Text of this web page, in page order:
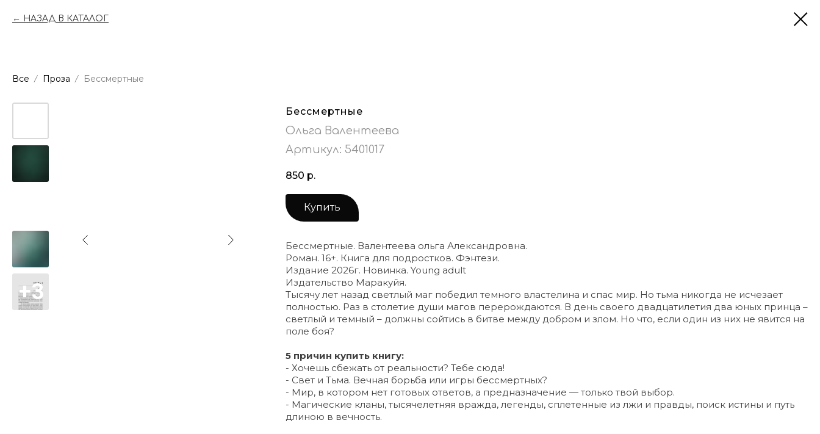
НАЗАД В КАТАЛОГ
Все Проза Бессмертные
Бессмертные
Ольга Валентеева
Артикул: 5401017
850 р.
Купить
Бессмертные. Валентеева ольга Александровна.
Роман. 16+. Книга для подростков. Фэнтези.
Издание 2026г. Новинка. Young adult
Издательство Маракуйя.
Тысячу лет назад светлый маг победил темного властелина и спас мир. Но тьма никогда не исчезает
полностью. Раз в столетие души магов перерождаются. В день своего двадцатилетия два юных принца –
светлый и темный – должны сойтись в битве между добром и злом. Но что, если один из них не явится на
поле боя?
5 причин купить книгу:
- Хочешь сбежать от реальности? Тебе сюда!
- Свет и Тьма. Вечная борьба или игры бессмертных?
- Мир, в котором нет готовых ответов, а предназначение — только твой выбор.
- Магические кланы, тысячелетняя вражда, легенды, сплетенные из лжи и правды, поиск истины и путь
длиною в вечность.